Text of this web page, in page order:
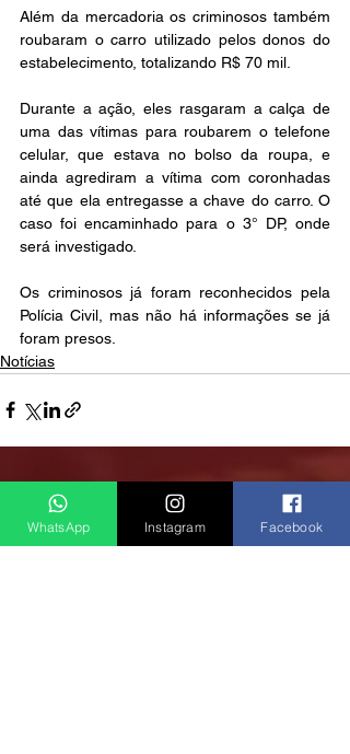
Além da mercadoria os criminosos também
roubaram o carro utilizado pelos donos do
estabelecimento, totalizando R$ 70 mil.
Durante a ação, eles rasgaram a calça de
uma das vítimas para roubarem o telefone
celular, que estava no bolso da roupa, e
ainda agrediram a vítima com coronhadas
até que ela entregasse a chave do carro. O
caso foi encaminhado para o 3° DP, onde
será investigado.
Os criminosos já foram reconhecidos pela
Polícia Civil, mas não há informações se já
foram presos.
Notícias
Posts recentes Ver tudo
WhatsApp Instagram Facebook